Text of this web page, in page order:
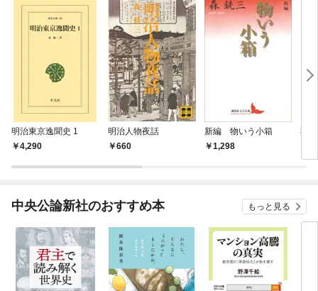
明治東京逸聞史 1
4,290
明治人物夜話
660
新編 物いう小箱
1,298
燕
中央公論新社のおすすめ本 もっと見る